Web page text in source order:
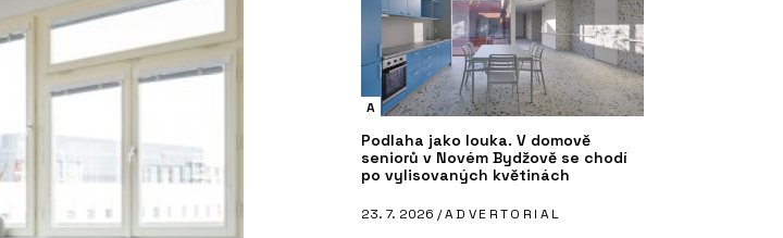
A
Podlaha jako louka. V domově
seniorů v Novém Bydžově se chodí
po vylisovaných květinách
23. 7. 2026 /ADVERTORIAL